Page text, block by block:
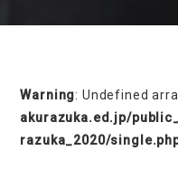
Warning: Undefined
akurazuka.ed.jp/
razuka_2020/